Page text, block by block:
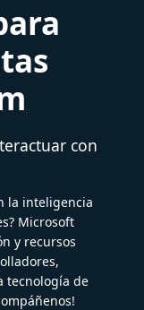
con
la inteligencia
Microsoft
y recursos
tecnología de